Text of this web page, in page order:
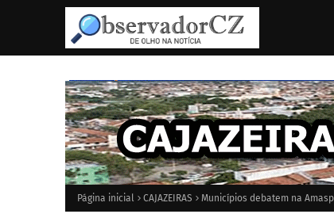
Página inicial CAJAZEIRAS Municípios debatem na